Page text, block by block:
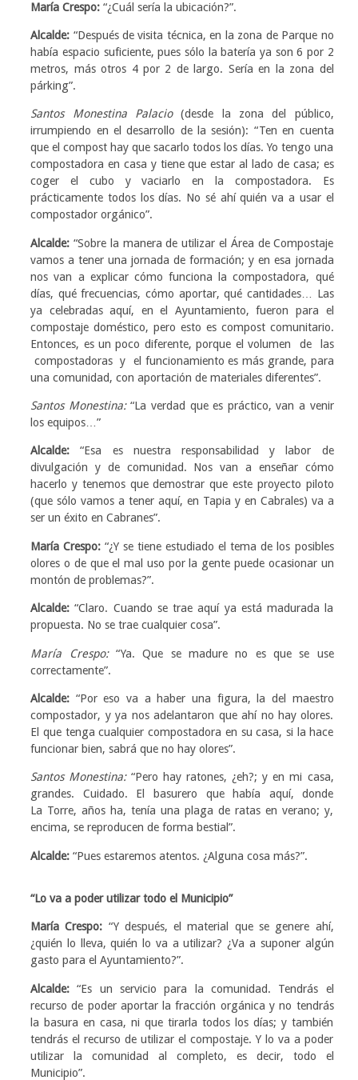
María Crespo: “¿Cuál sería la ubicación?”.
Alcalde: “Después de visita técnica, en la zona de Parque no
había espacio suficiente, pues sólo la batería ya son 6 por 2
metros, más otros 4 por 2 de largo. Sería en la zona del
párking”.
Santos Monestina Palacio(desde la zona del público,
irrumpiendo en el desarrollo de la sesión): “Ten en cuenta
que el compost hay que sacarlo todos los días. Yo tengo una
compostadora en casa y tiene que estar al lado de casa; es
coger el cubo y vaciarlo en la compostadora. Es
prácticamente todos los días. No sé ahí quién va a usar el
compostador orgánico”.
Alcalde: “Sobre la manera de utilizar el Área de Compostaje
vamos a tener una jornada de formación; y en esa jornada
nos van a explicar cómo funciona la compostadora, qué
días, qué frecuencias, cómo aportar, qué cantidades… Las
ya celebradas aquí, en el Ayuntamiento, fueron para el
compostaje doméstico, pero esto es compost comunitario.
Entonces, es un poco diferente, porque el volumen de las
compostadoras y el funcionamiento es más grande, para
una comunidad, con aportación de materiales diferentes”.
Santos Monestina:“La verdad que es práctico, van a venir
los equipos…”
Alcalde: “Esa es nuestra responsabilidad y labor de
divulgación y de comunidad. Nos van a enseñar cómo
hacerlo y tenemos que demostrar que este proyecto piloto
(que sólo vamos a tener aquí, en Tapia y en Cabrales) va a
ser un éxito en Cabranes”.
María Crespo: “¿Y se tiene estudiado el tema de los posibles
olores o de que el mal uso por la gente puede ocasionar un
montón de problemas?”.
Alcalde: “Claro. Cuando se trae aquí ya está madurada la
propuesta. No se trae cualquier cosa”.
María Crespo:“Ya. Que se madure no es que se use
correctamente”.
Alcalde: “Por eso va a haber una figura, la del maestro
compostador, y ya nos adelantaron que ahí no hay olores.
El que tenga cualquier compostadora en su casa, si la hace
funcionar bien, sabrá que no hay olores”.
Santos Monestina:“Pero hay ratones, ¿eh?; y en mi casa,
grandes. Cuidado. El basurero que había aquí, donde
La Torre, años ha, tenía una plaga de ratas en verano; y,
encima, se reproducen de forma bestial”.
Alcalde: “Pues estaremos atentos. ¿Alguna cosa más?”.
“Lo va a poder utilizar todo el Municipio”
María Crespo: “Y después, el material que se genere ahí,
¿quién lo lleva, quién lo va a utilizar? ¿Va a suponer algún
gasto para el Ayuntamiento?”.
Alcalde: “Es un servicio para la comunidad. Tendrás el
recurso de poder aportar la fracción orgánica y no tendrás
la basura en casa, ni que tirarla todos los días; y también
tendrás el recurso de utilizar el compostaje. Y lo va a poder
utilizar la comunidad al completo, es decir, todo el
Municipio”.